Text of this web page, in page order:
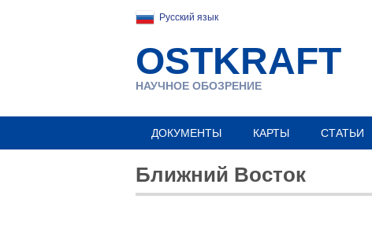
Русский язык
OSTKRAFT
НАУЧНОЕ ОБОЗРЕНИЕ
ДОКУМЕНТЫ КАРТЫ СТАТЬИ
Ближний Восток